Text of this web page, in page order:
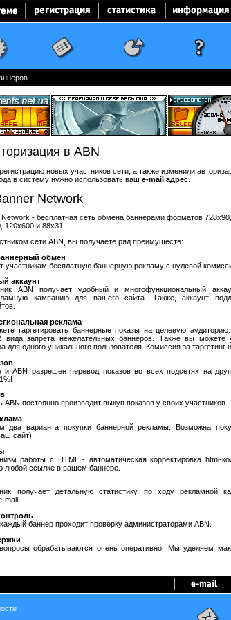
в ABN
новых участников сети, а также изменили
в систему нужно использовать ваш e-mail адрес
Network
- бесплатная сеть обмена баннерами форматов
120x600 и 88x31.
сети ABN, вы получаете ряд преимуществ:
обмен
участникам бесплатную баннерную рекламу с нулевой
аккаунт
ABN получает удобный и многофункциональный
кампанию для вашего сайта. Также, аккаунт
реклама
таргетировать баннерные показы на целевую
вида запрета нежелательных баннеров. Также вы можете
для одного уникального пользователя. Комиссия за таргетинг
ABN разрешен перевод показов во всех подсетях на
ABN постоянно производит выкуп показов у своих участников.
два варианта покупки баннерной рекламы. Возможна
сайт).
работы с HTML - автоматическая корректировка html-
любой ссылке в вашем баннере.
получает детальную статистику по ходу рекламной
mail.
баннер проходит проверку администраторами ABN.
обрабатываются очень оперативно. Мы уделяем